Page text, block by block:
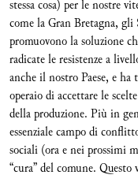
stessa cosa) per le nostre
come la Gran Bretagna,
promuovono la soluzione
radicate le resistenze a
anche il nostro Paese, e ha
operaio di accettare le
della produzione. Più in
essenziale campo di
sociali (ora e nei prossimi
“cura” del comune.